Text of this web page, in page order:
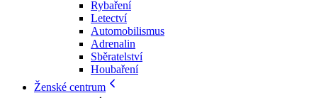
Rybaření
Letectví
Automobilismus
Adrenalin
Sběratelství
Houbaření
Ženské centrum